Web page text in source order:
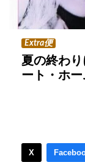
Extra便
夏の終わ
ート・ホー
X